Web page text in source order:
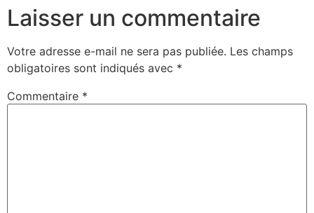
Laisser un commentaire
Votre adresse e-mail ne sera pas publiée. Les champs
obligatoires sont indiqués avec *
Commentaire *